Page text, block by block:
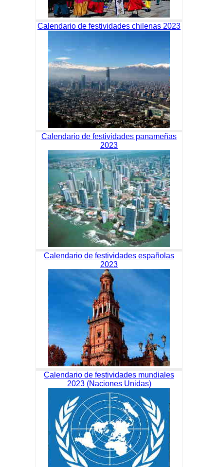
Calendario de festividades chilenas 2023
Calendario de festividades panameñas
2023
Calendario de festividades españolas
2023
Calendario de festividades mundiales
2023 (Naciones Unidas)